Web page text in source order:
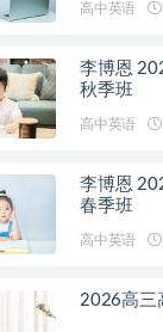
高中英语
李博恩
秋季班
高中英语
李博恩
春季班
高中英语
2026高三